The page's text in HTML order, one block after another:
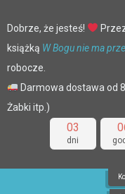
03
dni
Dobrze, że jesteś!
książką W Bogu nie ma
robocze.
Darmowa dostawa od
Żabki itp.)